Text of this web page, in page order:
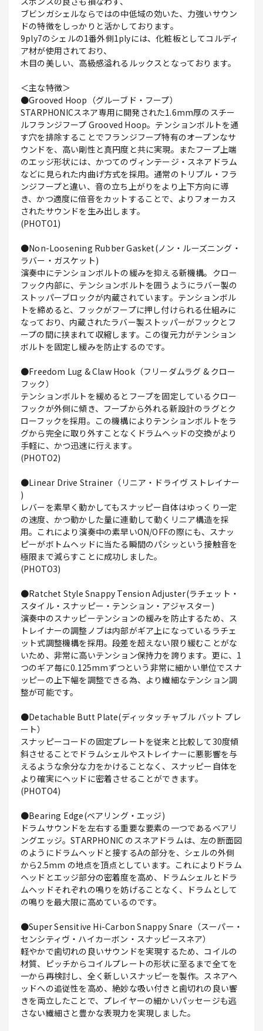
ブビンガシェルならではの中低域の効いた、力強いサウン
ドの特徴をしっかりと活かしております。
9ply7のシェルの1番外側1plyには、化粧板としてコルディ
ア材が使用されており、
木目の美しい、高級感溢れるルックスとなっております。
＜主な特徴＞
●Grooved Hoop（グルーブド・フープ）
STARPHONICスネア専用に開発された1.6mm厚のスチー
ルフランジフープ Grooved Hoop。テンションボルトを通
す穴を排除することでフランジフープ特有のオープンなサ
ウンドを、高い剛性と真円度と共に実現。またフープ上端
のエッジ形状には、かつてのヴィンテージ・スネアドラム
などに見られた内曲げ方式を採用。通常のトリプル・フラ
ンジフープと違い、音の立ち上がりをより上下方向に導
き、かつ適度に倍音をカットすることで、よりフォーカス
されたサウンドを生み出します。
(PHOTO1)
●Non-Loosening Rubber Gasket(ノン・ルーズニング・
ラバー・ガスケット)
演奏中にテンションボルトの緩みを抑える新機構。クロー
フック内部に、テンションボルトを囲うようにラバー製の
ストッパーブロックが内蔵されています。テンションボル
トを締めると、フックがフープに押し付けられる仕組みに
なっており、内蔵されたラバー製ストッパーがフックとフ
ープの間に挟まれて収縮します。この復元力がテンション
ボルトを固定し緩みを防止するのです。
●Freedom Lug & Claw Hook（フリーダムラグ & クロー
フック）
テンションボルトを緩めるとフープを固定しているクロー
フックが外側に傾き、フープから外れる新設計のラグとク
ローフックを採用。この機構によりテンションボルトをラ
グから完全に取り外すことなくドラムヘッドの交換がより
手軽に、かつ迅速に行えます。
(PHOTO2)
●Linear Drive Strainer（リニア・ドライヴ ストレイナー
)
レバーを素早く動かしてもスナッピー自体はゆっくり一定
の速度、かつ動かした量に連動して動くリニア構造を採
用。これにより演奏中の素早いON/OFFの際にも、スナッ
ピーがボトムヘッドに当たる瞬間のパシッという接触音を
極限まで減らすことに成功しました。
(PHOTO3)
●Ratchet Style Snappy Tension Adjuster(ラチェット・
スタイル・スナッピー・テンション・アジャスター)
演奏中のスナッピーテンションの緩みを防止するため、ス
トレイナーの調整ノブは内部がギア上になっているラチェ
ット式調整機構を採用。段差を超えない限り緩むことがな
いため、非常に高いテンション保持力を誇ります。更に、1
つのギア毎に0.125mmずつという非常に細かい単位でスナ
ッピーの上下幅を調整できる為、より繊細なテンション調
整が可能です。
●Detachable Butt Plate(ディッタッチャブル バット プレ
ート）
スナッピーコードの固定プレートを従来と比較して30度傾
斜させることでドラムシェルやストレイナーに悪影響を与
えるような余分な力をかけることなく、スナッピー自体を
より確実にヘッドに密着させることができます。
(PHOTO4)
●Bearing Edge(ベアリング・エッジ)
ドラムサウンドを左右する重要な要素の一つであるベアリ
ングエッジ。STARPHONIC のスネアドラムは、左の断面図
のようにドラムヘッドと接するAの部分を、シェルの外側
から2.5mm の地点を頂点としています。これによりドラム
ヘッドとエッジ部分の密着度を高め、ドラムシェルとドラ
ムヘッドそれぞれの鳴りを妨げることなく、ドラムとして
の鳴りを最大限に高めているのです。
●Super Sensitive Hi-Carbon Snappy Snare（スーパー・
センシティヴ・ハイカーボン・スナッピースネア）
軽やかで歯切れの良いサウンドを実現するため、コイルの
材質、ピッチからコイルプレートの形状に至るまで全てを
一から再検討し、全く新しいスナッピーを製作。スネアヘ
ッドへの追従性を高め、絶妙な吸い付きと歯切れの良い響
きを両立したことで、プレイヤーの細かいパッセージも逃
さない繊細さと豊かな表現力を実現しました。